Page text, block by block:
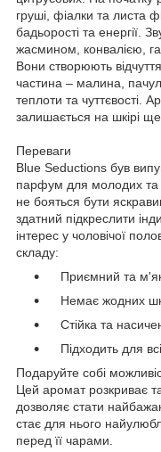
груші, фіалки та листа
бадьорості та енергії.
жасмином, конвалією,
Вони створюють
частина – малина,
теплоти та чуттєвості.
залишається на шкірі
Переваги
Blue Seductions був
парфум для молодих та
не бояться бути
здатний підкреслити
інтерес у чоловічої
складу:
Приємний та
Немає жодних
Стійка та
Підходить для
Подаруйте собі
Цей аромат розкриває
дозволяє стати
стає для нього
перед її чарами.